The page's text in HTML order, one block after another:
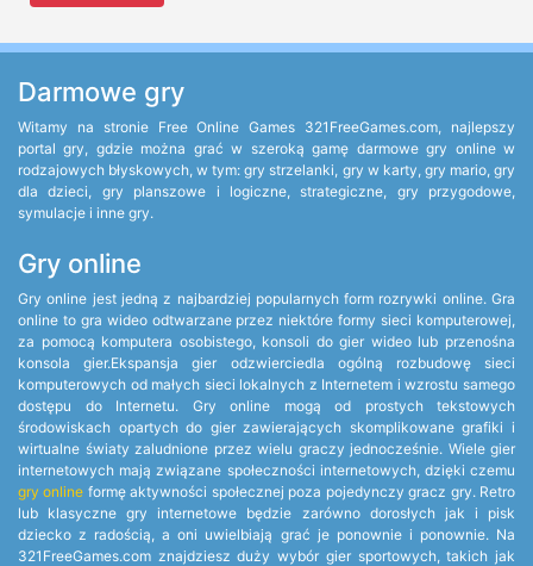
Darmowe gry
Witamy na stronie Free Online Games 321FreeGames.com, najlepszy
portal gry, gdzie można grać w szeroką gamę darmowe gry online w
rodzajowych błyskowych, w tym: gry strzelanki, gry w karty, gry mario, gry
dla dzieci, gry planszowe i logiczne, strategiczne, gry przygodowe,
symulacje i inne gry.
Gry online
Gry online jest jedną z najbardziej popularnych form rozrywki online. Gra
online to gra wideo odtwarzane przez niektóre formy sieci komputerowej,
za pomocą komputera osobistego, konsoli do gier wideo lub przenośna
konsola gier.Ekspansja gier odzwierciedla ogólną rozbudowę sieci
komputerowych od małych sieci lokalnych z Internetem i wzrostu samego
dostępu do Internetu. Gry online mogą od prostych tekstowych
środowiskach opartych do gier zawierających skomplikowane grafiki i
wirtualne światy zaludnione przez wielu graczy jednocześnie. Wiele gier
internetowych mają związane społeczności internetowych, dzięki czemu
gry online formę aktywności społecznej poza pojedynczy gracz gry. Retro
lub klasyczne gry internetowe będzie zarówno dorosłych jak i pisk
dziecko z radością, a oni uwielbiają grać je ponownie i ponownie. Na
321FreeGames.com znajdziesz duży wybór gier sportowych, takich jak